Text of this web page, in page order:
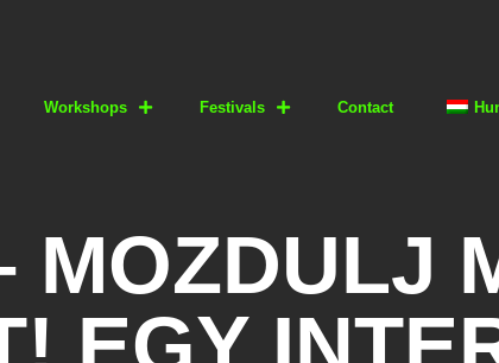
Workshops Festivals Contact
MOZDULJ